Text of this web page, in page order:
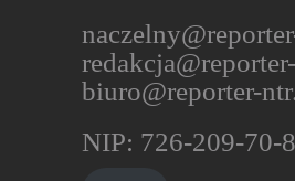
biuro@reporter-
NIP: 726-209-70-